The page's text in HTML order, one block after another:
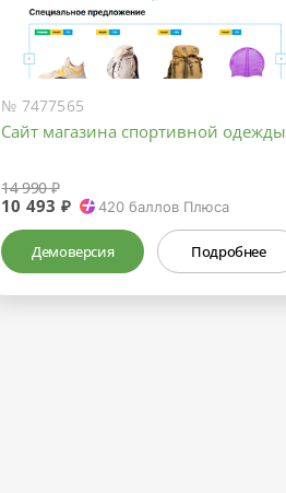
№ 7477565
Сайт магазина спортивной одежды
14 990 ₽
10 493 ₽ 420баллов Плюса
Демоверсия Подробнее